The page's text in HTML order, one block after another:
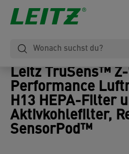
Leitz TruSens™ Z-
Performance
H13 HEPA-Filter
Aktivkohlefilter,
SensorPod™